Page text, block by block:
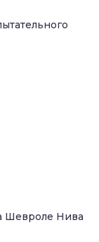
Шевроле Нива